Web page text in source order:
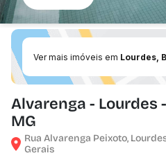
Ver mais imóveis em Lourdes,
Alvarenga - Lourdes
MG
Rua Alvarenga Peixoto,
Gerais